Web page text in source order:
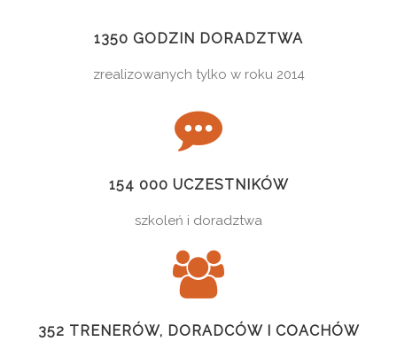
1350 GODZIN DORADZTWA
zrealizowanych tylko w roku 2014
154 000 UCZESTNIKÓW
szkoleń i doradztwa
352 TRENERÓW, DORADCÓW I COACHÓW